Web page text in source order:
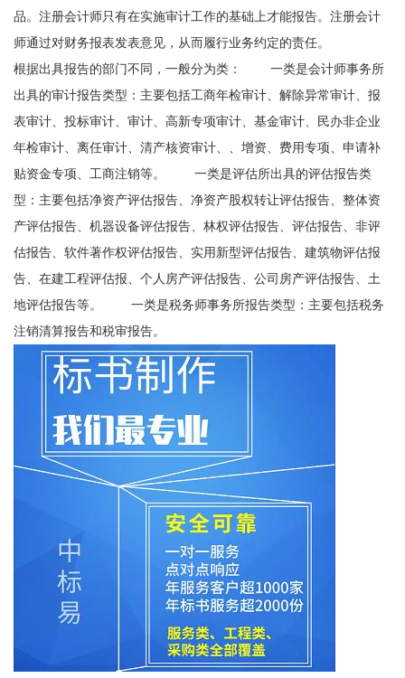
品。注册会计师只有在实施审计工作的基础上才能报告。注册会计
师通过对财务报表发表意见，从而履行业务约定的责任。
根据出具报告的部门不同，一般分为类： 一类是会计师事务所
出具的审计报告类型：主要包括工商年检审计、解除异常审计、报
表审计、投标审计、审计、高新专项审计、基金审计、民办非企业
年检审计、离任审计、清产核资审计、、增资、费用专项、申请补
贴资金专项、工商注销等。 一类是评估所出具的评估报告类
型：主要包括净资产评估报告、净资产股权转让评估报告、整体资
产评估报告、机器设备评估报告、林权评估报告、评估报告、非评
估报告、软件著作权评估报告、实用新型评估报告、建筑物评估报
告、在建工程评估报、个人房产评估报告、公司房产评估报告、土
地评估报告等。 一类是税务师事务所报告类型：主要包括税务
注销清算报告和税审报告。